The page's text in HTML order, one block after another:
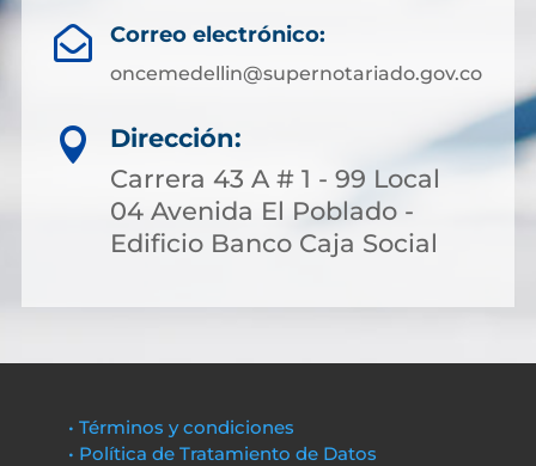
 Correo electrónico:
oncemedellin@supernotariado.gov.co

Dirección:
Carrera 43 A # 1 - 99 Local
04 Avenida El Poblado -
Edificio Banco Caja Social
• Términos y condiciones
• Política de Tratamiento de Datos